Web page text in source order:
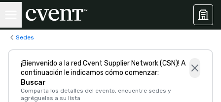
Sedes
¡Bienvenido a la red Cvent Supplier Network (CSN)! A
continuación le indicamos cómo comenzar:
Buscar
Comparta los detalles del evento, encuentre sedes y
agréguelas a su lista